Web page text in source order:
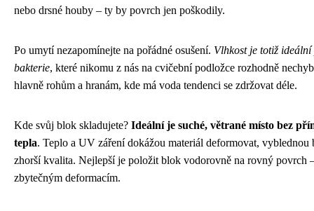
nebo drsné houby – ty by povrch jen poškodily.
Po umytí nezapomínejte na pořádné osušení. Vlhkost je totiž
bakterie, které nikomu z nás na cvičební podložce rozhodně
hlavně rohům a hranám, kde má voda tendenci se zdržovat déle.
Kde svůj blok skladujete? Ideální je suché, větrané místo bez
tepla. Teplo a UV záření dokážou materiál deformovat, vyblednou
zhorší kvalita. Nejlepší je položit blok vodorovně na rovný povrch
zbytečným deformacím.